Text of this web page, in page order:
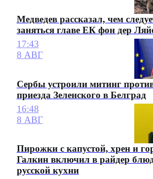
Медведев рассказал, чем
заняться главе ЕК фон дер
17:43
8 АВГ
Сербы устроили митинг
приезда Зеленского в Белград
16:48
8 АВГ
Пирожки с капустой, хрен и
Галкин включил в райдер
русской кухни